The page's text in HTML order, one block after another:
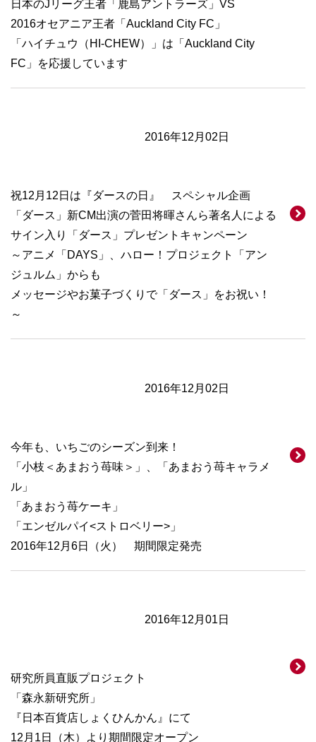
日本のJリーグ王者「鹿島アントラーズ」VS
2016オセアニア王者「Auckland City FC」
「ハイチュウ（HI-CHEW）」は「Auckland City
FC」を応援しています
2016年12月02日
祝12月12日は『ダースの日』 スペシャル企画
「ダース」新CM出演の菅田将暉さんら著名人による
サイン入り「ダース」プレゼントキャンペーン
～アニメ「DAYS」、ハロー！プロジェクト「アン
ジュルム」からも
メッセージやお菓子づくりで「ダース」をお祝い！
～
2016年12月02日
今年も、いちごのシーズン到来！
「小枝＜あまおう苺味＞」、「あまおう苺キャラメ
ル」
「あまおう苺ケーキ」
「エンゼルパイ<ストロベリー>」
2016年12月6日（火） 期間限定発売
2016年12月01日
研究所員直販プロジェクト
「森永新研究所」
『日本百貨店しょくひんかん』にて
12月1日（木）より期間限定オープン